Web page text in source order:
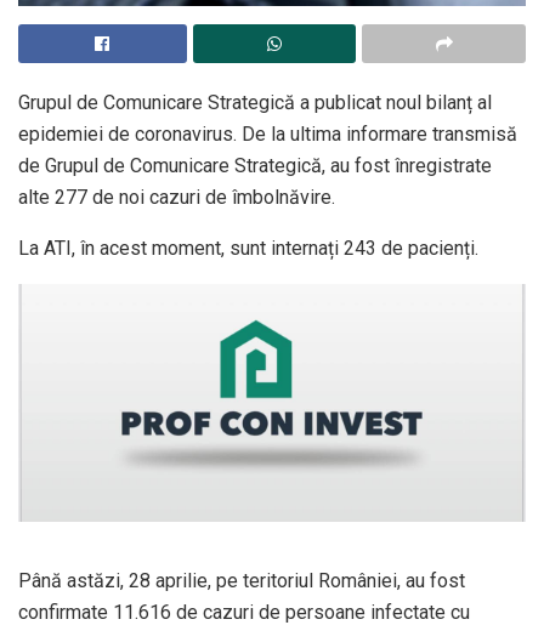
Grupul de Comunicare Strategică a publicat noul bilanț al
epidemiei de coronavirus. De la ultima informare transmisă
de Grupul de Comunicare Strategică, au fost înregistrate
alte 277 de noi cazuri de îmbolnăvire.
La ATI, în acest moment, sunt internați 243 de pacienți.
Până astăzi, 28 aprilie, pe teritoriul României, au fost
confirmate 11.616 de cazuri de persoane infectate cu